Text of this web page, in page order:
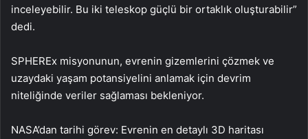
inceleyebilir. Bu iki teleskop güçlü bir ortaklık oluşturabilir”
dedi.
SPHEREx misyonunun, evrenin gizemlerini çözmek ve
uzaydaki yaşam potansiyelini anlamak için devrim
niteliğinde veriler sağlaması bekleniyor.
NASA’dan tarihi görev: Evrenin en detaylı 3D haritası